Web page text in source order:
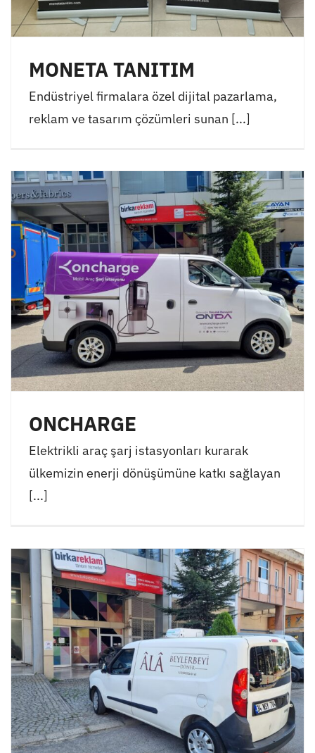
MONETA TANITIM
Endüstriyel firmalara özel dijital pazarlama,
reklam ve tasarım çözümleri sunan [...]
ONCHARGE
Elektrikli araç şarj istasyonları kurarak
ülkemizin enerji dönüşümüne katkı sağlayan
[...]